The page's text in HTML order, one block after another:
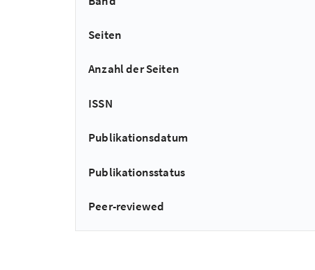
Seiten
Anzahl der Seiten
ISSN
Publikationsdatum
Publikationsstatus
Peer-reviewed